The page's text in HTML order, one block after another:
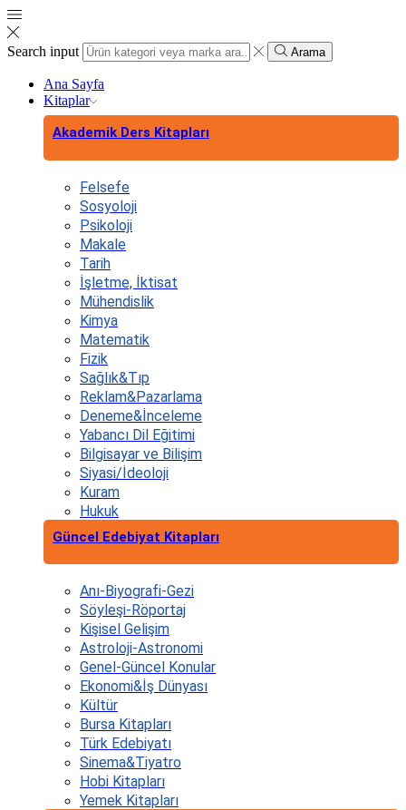
Search input Arama
Ana Sayfa
Kitaplar
Akademik Ders Kitapları
Felsefe
Sosyoloji
Psikoloji
Makale
Tarih
İşletme, İktisat
Mühendislik
Kimya
Matematik
Fizik
Sağlık&Tıp
Reklam&Pazarlama
Deneme&İnceleme
Yabancı Dil Eğitimi
Bilgisayar ve Bilişim
Siyasi/İdeoloji
Kuram
Hukuk
Güncel Edebiyat Kitapları
Anı-Biyografi-Gezi
Söyleşi-Röportaj
Kişisel Gelişim
Astroloji-Astronomi
Genel-Güncel Konular
Ekonomi&İş Dünyası
Kültür
Bursa Kitapları
Türk Edebiyatı
Sinema&Tiyatro
Hobi Kitapları
Yemek Kitapları